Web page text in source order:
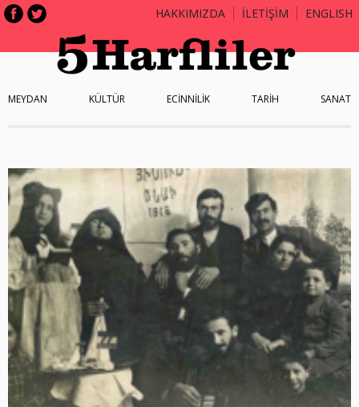
HAKKIMIZDA İLETİŞİM ENGLISH
MEYDAN KÜLTÜR ECİNNİLİK TARİH SANAT